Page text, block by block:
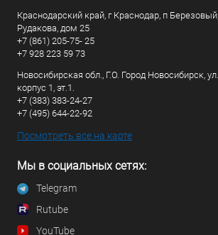
Краснодарский край, г Краснодар, п
Рудакова, дом 25
+7 (861) 205-75- 25
+7 928 223 59 73
Новосибирская обл., Г.О. Город Новосибирск,
корпус 1, эт.1.
+7 (383) 383-24-27
+7 (495) 644-22-92
Посмотреть все на карте
Мы в социальных сетях:
Telegram
Rutube
YouTube